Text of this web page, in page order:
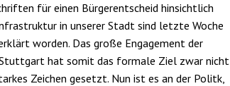
für einen Bürgerentscheid hinsichtlich
in unserer Stadt sind letzte Woche
worden. Das große Engagement der
hat somit das formale Ziel zwar nicht
Zeichen gesetzt. Nun ist es an der Politk,